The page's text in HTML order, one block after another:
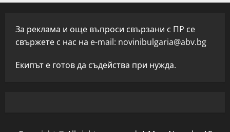
За реклама и още въпроси свързани с ПР се
свържете с нас на e-mail: novinibulgaria@abv.bg
Екипът е готов да съдейства при нужда.